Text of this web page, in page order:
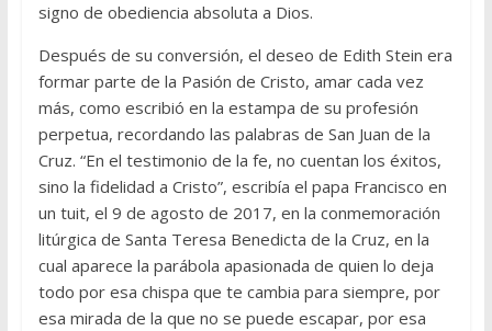
signo de obediencia absoluta a Dios.
Después de su conversión, el deseo de Edith Stein era
formar parte de la Pasión de Cristo, amar cada vez
más, como escribió en la estampa de su profesión
perpetua, recordando las palabras de San Juan de la
Cruz. “En el testimonio de la fe, no cuentan los éxitos,
sino la fidelidad a Cristo”, escribía el papa Francisco en
un tuit, el 9 de agosto de 2017, en la conmemoración
litúrgica de Santa Teresa Benedicta de la Cruz, en la
cual aparece la parábola apasionada de quien lo deja
todo por esa chispa que te cambia para siempre, por
esa mirada de la que no se puede escapar, por esa